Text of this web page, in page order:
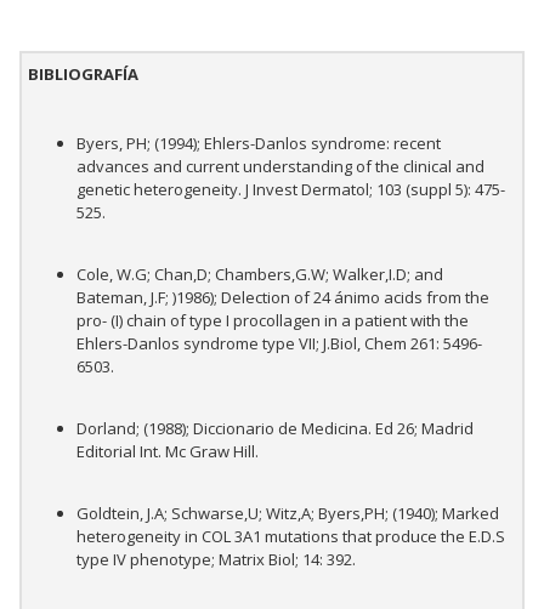
BIBLIOGRAFÍA
Byers, PH; (1994); Ehlers-Danlos syndrome: recent
advances and current understanding of the clinical and
genetic heterogeneity. J Invest Dermatol; 103 (suppl 5): 475-
525.
Cole, W.G; Chan,D; Chambers,G.W; Walker,I.D; and
Bateman, J.F; )1986); Delection of 24 ánimo acids from the
pro- (I) chain of type I procollagen in a patient with the
Ehlers-Danlos syndrome type VII; J.Biol, Chem 261: 5496-
6503.
Dorland; (1988); Diccionario de Medicina. Ed 26; Madrid
Editorial Int. Mc Graw Hill.
Goldtein, J.A; Schwarse,U; Witz,A; Byers,PH; (1940); Marked
heterogeneity in COL 3A1 mutations that produce the E.D.S
type IV phenotype; Matrix Biol; 14: 392.